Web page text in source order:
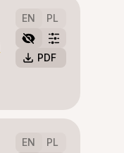
EN PL
PDF
EN PL